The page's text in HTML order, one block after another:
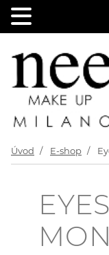
Úvod E-shop